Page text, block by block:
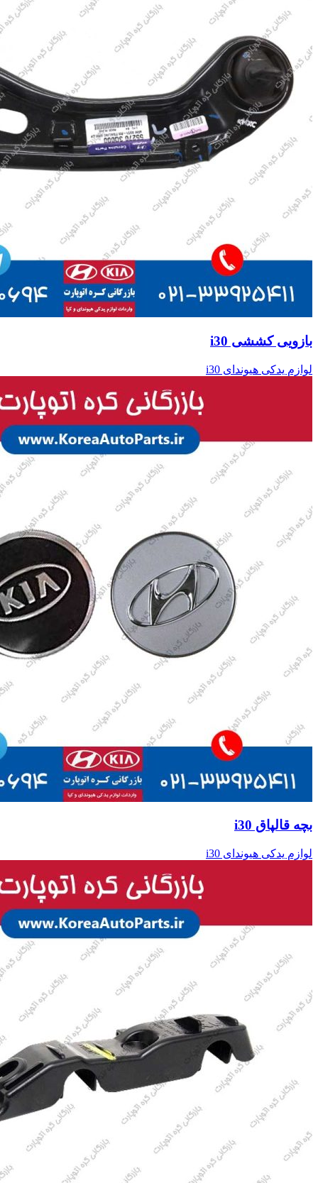
بازویی کششی i30
لوازم یدکی هیوندای i30
بچه قالپاق i30
لوازم یدکی هیوندای i30